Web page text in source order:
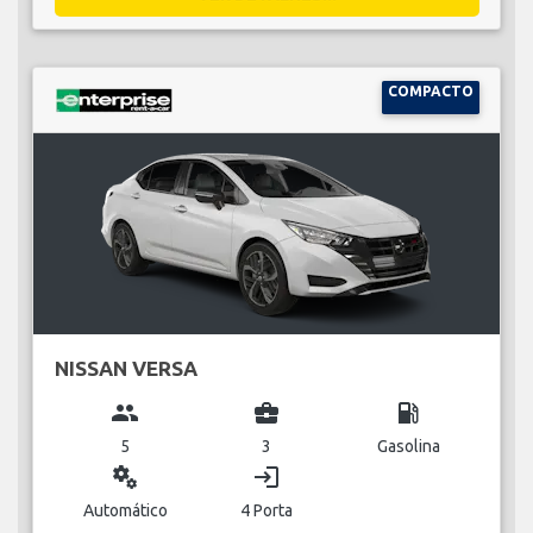
COMPACTO
NISSAN VERSA
group
5
business_center
3
local_gas_station
Gasolina
miscellaneous_services
Automático
login
4 Porta